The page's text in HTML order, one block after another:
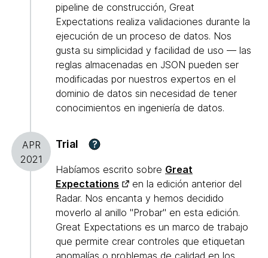
pipeline de construcción, Great
Expectations realiza validaciones durante la
ejecución de un proceso de datos. Nos
gusta su simplicidad y facilidad de uso — las
reglas almacenadas en JSON pueden ser
modificadas por nuestros expertos en el
dominio de datos sin necesidad de tener
conocimientos en ingeniería de datos.
APR
2021
Trial ?
Habíamos escrito sobre Great
Expectations
en la edición anterior del
Radar. Nos encanta y hemos decidido
moverlo al anillo "Probar" en esta edición.
Great Expectations es un marco de trabajo
que permite crear controles que etiquetan